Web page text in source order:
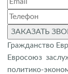
ЗАКАЗАТЬ
Гражданство
Евросоюз
политико-